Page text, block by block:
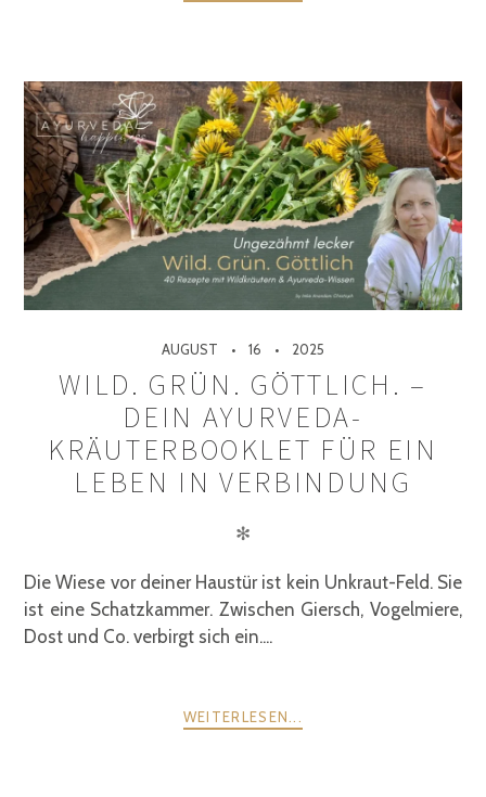
AUGUST 16 2025
WILD. GRÜN. GÖTTLICH. –
DEIN AYURVEDA-
KRÄUTERBOOKLET FÜR EIN
LEBEN IN VERBINDUNG
✻
Die Wiese vor deiner Haustür ist kein Unkraut-Feld. Sie
ist eine Schatzkammer. Zwischen Giersch, Vogelmiere,
Dost und Co. verbirgt sich ein....
WEITERLESEN...